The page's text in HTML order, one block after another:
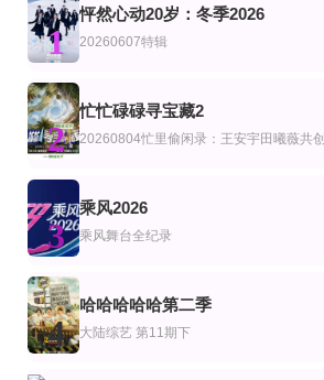
更新至20260703期
炽热的夏天
更新至20260805期
密室大逃脱第8季
第6集完结
连接音乐WIFI
第8集完结
百万美元保姆
第8集完结
斯托克斯双胞胎
Alan Chen Stokes,Alex Chen Stokes
第8集完结
摇滚兄弟私生活第三季
热浪之外2026
姐姐当家第二季
我们有救了
更新至第03集
Happy Together-不是一个人真好
更新至第20260805期
普法剧场
更新至20260715第30期
开播吧！青春采销2026
杜华,马天宇,柳岩
完结
第5期完结
连载中 连载到6集
1
怦然心动20岁：冬季2026
20260607特辑
2
忙忙碌碌寻宝藏2
20260804忙里偷闲录：王安宇田曦薇共创
3
乘风2026
乘风舞台全纪录
4
哈哈哈哈哈第二季
大陆综艺 第11期下